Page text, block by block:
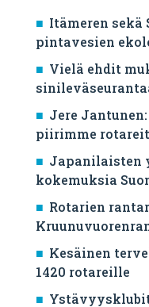
Itämeren sekä
pintavesien
Vielä ehdit
Jere
piirimme
Japanilaisten
kokemuksia
Rotarien
Kesäinen
1420 rotareille